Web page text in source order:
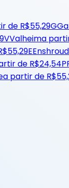
de R$55,29G
VValheima
E
de R$24,54P
a partir de